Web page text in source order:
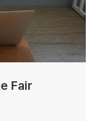
Fair